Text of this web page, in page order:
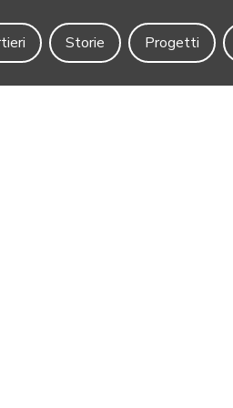
Storie Progetti